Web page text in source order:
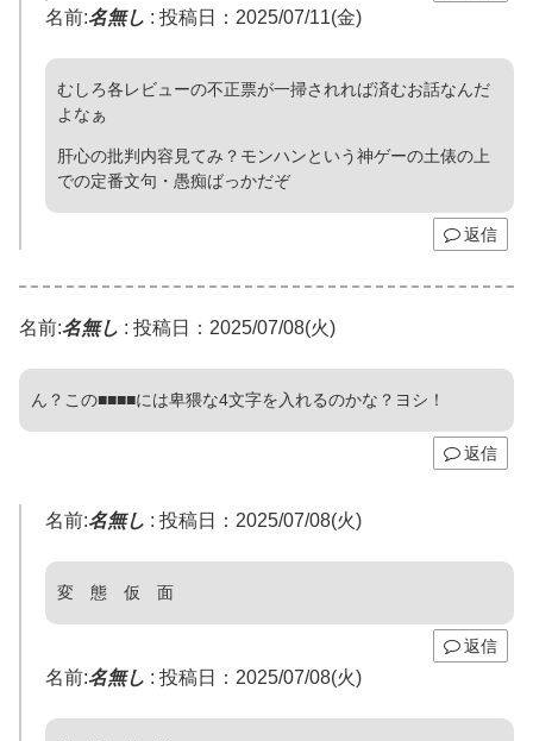
名前:名無し : 投稿日：2025/07/11(金)
むしろ各レビューの不正票が一掃されれば済むお話なんだ
よなぁ
肝心の批判内容見てみ？モンハンという神ゲーの土俵の上
での定番文句・愚痴ばっかだぞ
返信
名前:名無し : 投稿日：2025/07/08(火)
ん？この■■■■には卑猥な4文字を入れるのかな？ヨシ！
返信
名前:名無し : 投稿日：2025/07/08(火)
変 態 仮 面
返信
名前:名無し : 投稿日：2025/07/08(火)